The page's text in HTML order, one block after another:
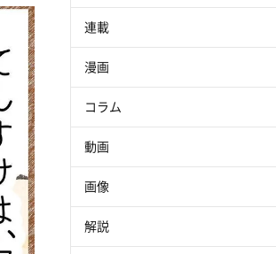
連載
漫画
コラム
動画
画像
解説